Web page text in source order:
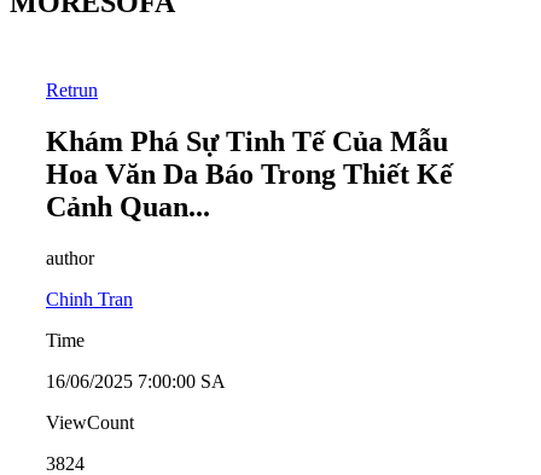
Retrun
Khám Phá Sự Tinh Tế Của Mẫu
Hoa Văn Da Báo Trong Thiết Kế
Cảnh Quan...
author
Chinh Tran
Time
16/06/2025 7:00:00 SA
ViewCount
3824